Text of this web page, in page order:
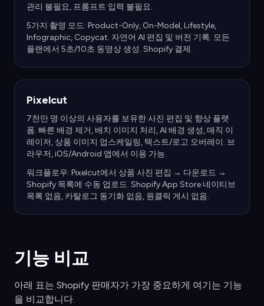
관리 불필요, 프롬프트 입력 불필요.
5가지 촬영 모드: Product-Only, On-Model, Lifestyle,
Infographic, Copycat. 자연어 AI 편집 및 버전 기록. 모든
플랜에서 5초/10초 동영상 생성. Shopify 결제.
Pixelcut
7천만 명 이상의 사용자를 보유한 사진 편집 및 향상 플랫
폼. 빠른 배경 제거, 배치 이미지 처리, AI 배경 생성, 매직 이
레이저, 상품 이미지 업스케일링, 텍스트/로고 오버레이. 브
라우저, iOS/Android 앱에서 이용 가능.
워크플로우: Pixelcut에서 상품 사진 편집 → 다운로드 →
Shopify 목록에 수동 업로드. Shopify App Store 네이티브
목록 없음, 카탈로그 동기화 없음, 원클릭 게시 없음.
기능 비교
아래 표는 Shopify 판매자가 가장 중요하게 여기는 기능
을 비교합니다.